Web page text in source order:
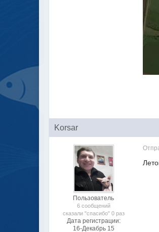
Korsar
Пользователь
6 сообщений
сказали "спасибо" 0 раз
Дата регистрации:
16-Декабрь 15